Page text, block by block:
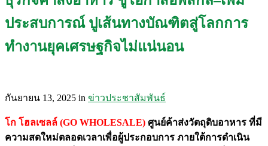
ประสบการณ์ ปูเส้นทางบัณฑิตสู่โลกการ
ทำงานยุคเศรษฐกิจไม่แน่นอน
กันยายน 13, 2025 in ข่าวประชาสัมพันธ์
โก โฮลเซลล์ (GO WHOLESALE) ศูนย์ค้าส่งวัตถุดิบอาหาร ที่มี
ความสดใหม่ตลอดเวลาเพื่อผู้ประกอบการ ภายใต้การดำเนิน